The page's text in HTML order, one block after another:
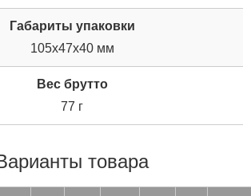
Габариты упаковки
105x47x40 мм
Вес брутто
77 г
товара